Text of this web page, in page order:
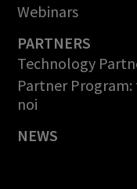
Webinars
PARTNERS
Technology
Partner Program:
noi
NEWS